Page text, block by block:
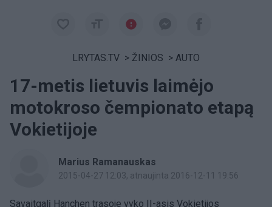
LRYTAS.TV > ŽINIOS > AUTO
17-metis lietuvis laimėjo
motokroso čempionato etapą
Vokietijoje
Marius Ramanauskas
2015-04-27 12:03, atnaujinta 2016-12-11 19:56
Savaitgalį Hanchen trasoje vyko II-asis Vokietijos